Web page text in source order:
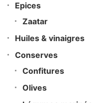
Epices
Zaatar
Huiles & vinaigres
Conserves
Confitures
Olives